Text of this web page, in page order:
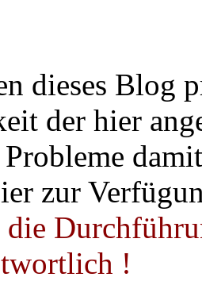
dieses Blog
der hier
zur
!